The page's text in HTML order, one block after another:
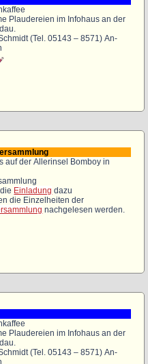
Plaudereien im Infohaus an der
(Tel. 05143 – 8571) An-
auf der Allerinsel Bomboy in
Einladung dazu
die Einzelheiten der
nachgelesen werden.
Plaudereien im Infohaus an der
(Tel. 05143 – 8571) An-